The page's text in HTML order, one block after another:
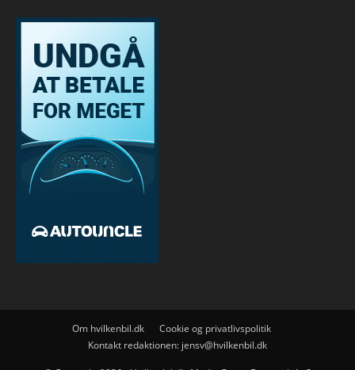
Om hvilkenbil.dk
Cookie og privatlivspolitik
Kontakt redaktionen: jensv@hvilkenbil.dk